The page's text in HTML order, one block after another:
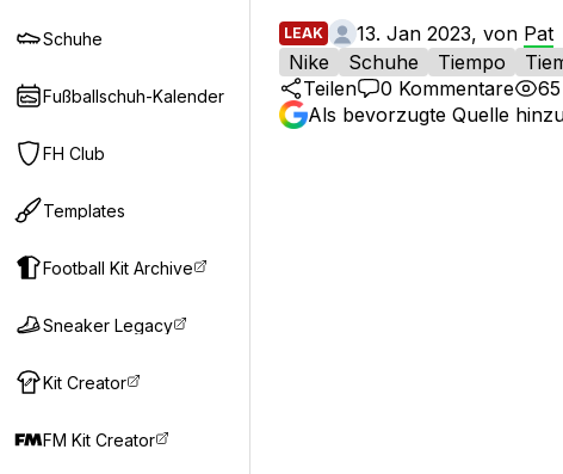
Schuhe
Fußballschuh-Kalender
FH Club
Templates
Football Kit Archive
Sneaker Legacy
Kit Creator
FM Kit Creator
LEAK 13. Jan 2023, von Pat
Nike
Schuhe Tiempo
Teilen
0 Kommentare 65
Als bevorzugte Quelle